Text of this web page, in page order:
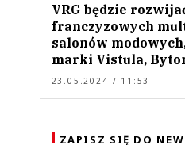
VRG będzie
franczyzowych
salonów
marki Vistula,
23.05.2024 / 11:53
ZAPISZ SIĘ DO